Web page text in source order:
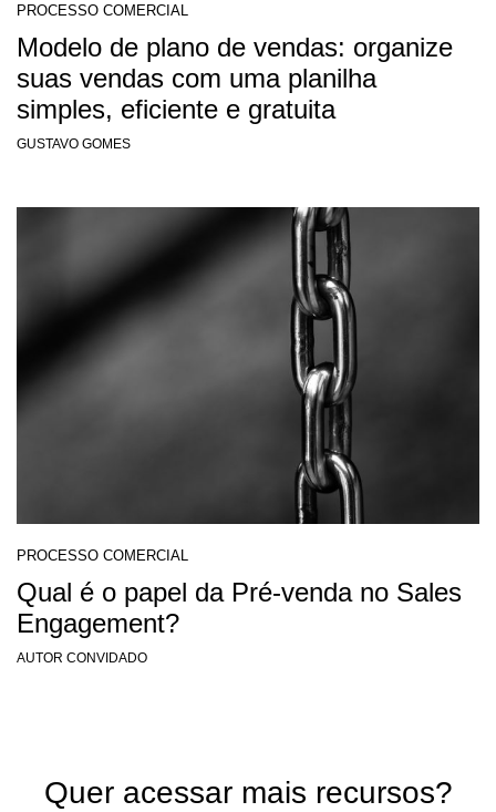
PROCESSO COMERCIAL
Modelo de plano de vendas: organize
suas vendas com uma planilha
simples, eficiente e gratuita
GUSTAVO GOMES
PROCESSO COMERCIAL
Qual é o papel da Pré-venda no Sales
Engagement?
AUTOR CONVIDADO
Quer acessar mais recursos?